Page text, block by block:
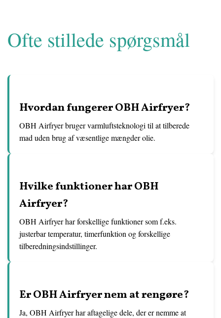
Ofte stillede spørgsmål
Hvordan fungerer OBH Airfryer?
OBH Airfryer bruger varmluftsteknologi til at tilberede
mad uden brug af væsentlige mængder olie.
Hvilke funktioner har OBH
Airfryer?
OBH Airfryer har forskellige funktioner som f.eks.
justerbar temperatur, timerfunktion og forskellige
tilberedningsindstillinger.
Er OBH Airfryer nem at rengøre?
Ja, OBH Airfryer har aftagelige dele, der er nemme at